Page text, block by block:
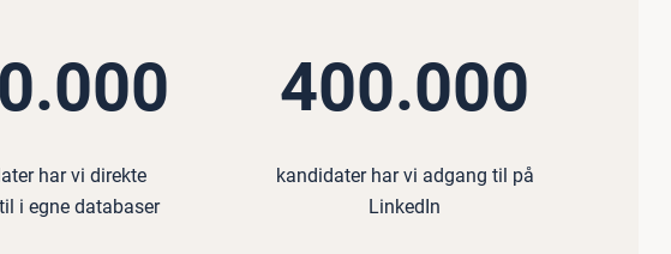
har vi direkte
i egne databaser
400.000
kandidater har vi adgang til på
LinkedIn